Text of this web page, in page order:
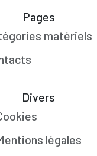
Pages
matériels
Divers
légales